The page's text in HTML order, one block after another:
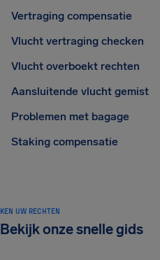
Vertraging compensatie
Vlucht vertraging checken
Vlucht overboekt rechten
Aansluitende vlucht gemist
Problemen met bagage
Staking compensatie
KEN UW RECHTEN
Bekijk onze snelle gids